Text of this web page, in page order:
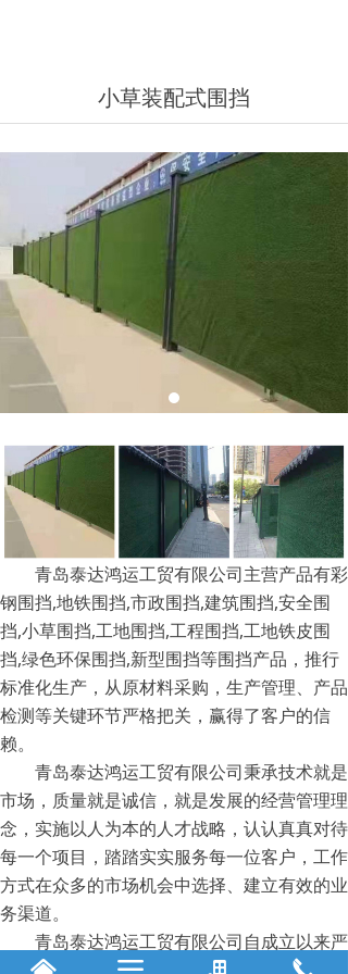
小草装配式围挡
青岛泰达鸿运工贸有限公司主营产品有彩
钢围挡,地铁围挡,市政围挡,建筑围挡,安全围
挡,小草围挡,工地围挡,工程围挡,工地铁皮围
挡,绿色环保围挡,新型围挡等围挡产品，推行
标准化生产，从原材料采购，生产管理、产品
检测等关键环节严格把关，赢得了客户的信
赖。
青岛泰达鸿运工贸有限公司秉承技术就是
市场，质量就是诚信，就是发展的经营管理理
念，实施以人为本的人才战略，认认真真对待
每一个项目，踏踏实实服务每一位客户，工作
方式在众多的市场机会中选择、建立有效的业
务渠道。
青岛泰达鸿运工贸有限公司自成立以来严